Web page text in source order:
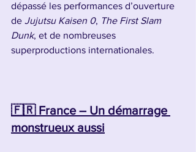
dépassé les performances d’ouverture
de Jujutsu Kaisen 0, The First Slam
Dunk, et de nombreuses
superproductions internationales.
🇫🇷 France – Un démarrage
monstrueux aussi